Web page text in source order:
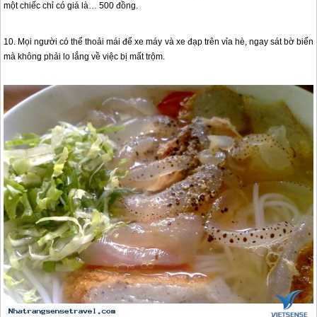
một chiếc chỉ có giá là… 500 đồng.
10. Mọi người có thể thoải mái để xe máy và xe đạp trên vỉa hè, ngay sát bờ biển
mà không phải lo lắng về việc bị mất trộm.